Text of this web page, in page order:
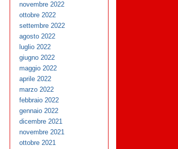
novembre 2022
ottobre 2022
settembre 2022
agosto 2022
luglio 2022
giugno 2022
maggio 2022
aprile 2022
marzo 2022
febbraio 2022
gennaio 2022
dicembre 2021
novembre 2021
ottobre 2021